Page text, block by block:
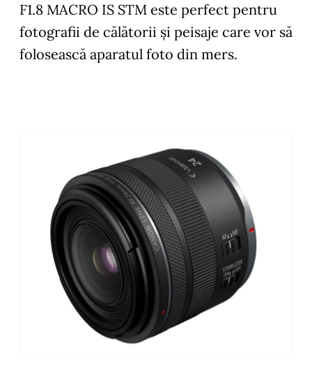
F1.8 MACRO IS STM este perfect pentru
fotografii de călătorii şi peisaje care vor să
folosească aparatul foto din mers.